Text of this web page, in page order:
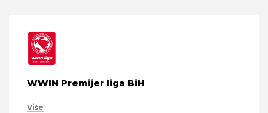
WWIN Premijer liga BiH
Više